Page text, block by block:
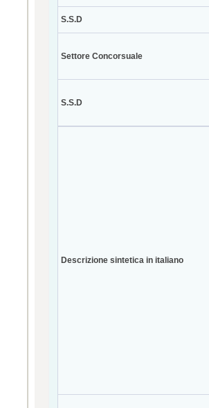
S.S.D
Settore Concorsuale
S.S.D
Descrizione sintetica in italiano